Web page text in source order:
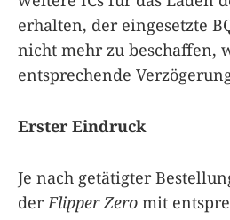
erhalten, der eingesetzte
nicht mehr zu beschaffen,
entsprechende
Erster Eindruck
Je nach getätigter
derFlipper Zero mit